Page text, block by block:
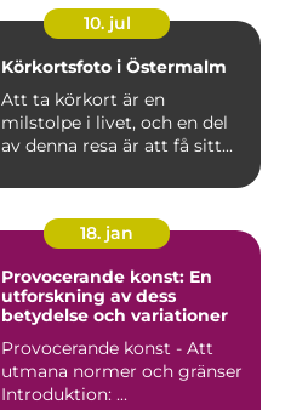
10. jul
Körkortsfoto i Östermalm
Att ta körkort är en
milstolpe i livet, och en del
av denna resa är att få sitt...
18. jan
Provocerande konst: En
utforskning av dess
betydelse och variationer
Provocerande konst - Att
utmana normer och gränser
Introduktion: ...